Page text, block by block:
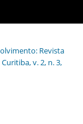
Revista
v. 2, n. 3,